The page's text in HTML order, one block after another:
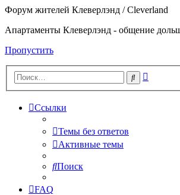
Форум жителей Клеверлэнд / Cleverland
Апартаменты Клеверлэнд - общение
Пропустить
Поиск
Ссылки
Темы без ответов
Активные темы
Поиск
FAQ